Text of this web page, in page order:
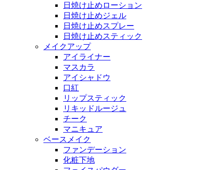
日焼け止めローション
日焼け止めジェル
日焼け止めスプレー
日焼け止めスティック
メイクアップ
アイライナー
マスカラ
アイシャドウ
口紅
リップスティック
リキッドルージュ
チーク
マニキュア
ベースメイク
ファンデーション
化粧下地